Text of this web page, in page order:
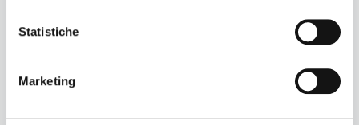
Statistiche
Marketing